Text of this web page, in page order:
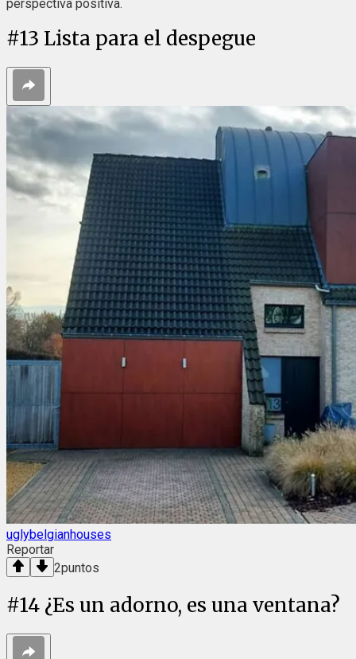
perspectiva positiva.
#13 Lista para el despegue
uglybelgianhouses
Reportar
2puntos
#14 ¿Es un adorno, es una ventana?